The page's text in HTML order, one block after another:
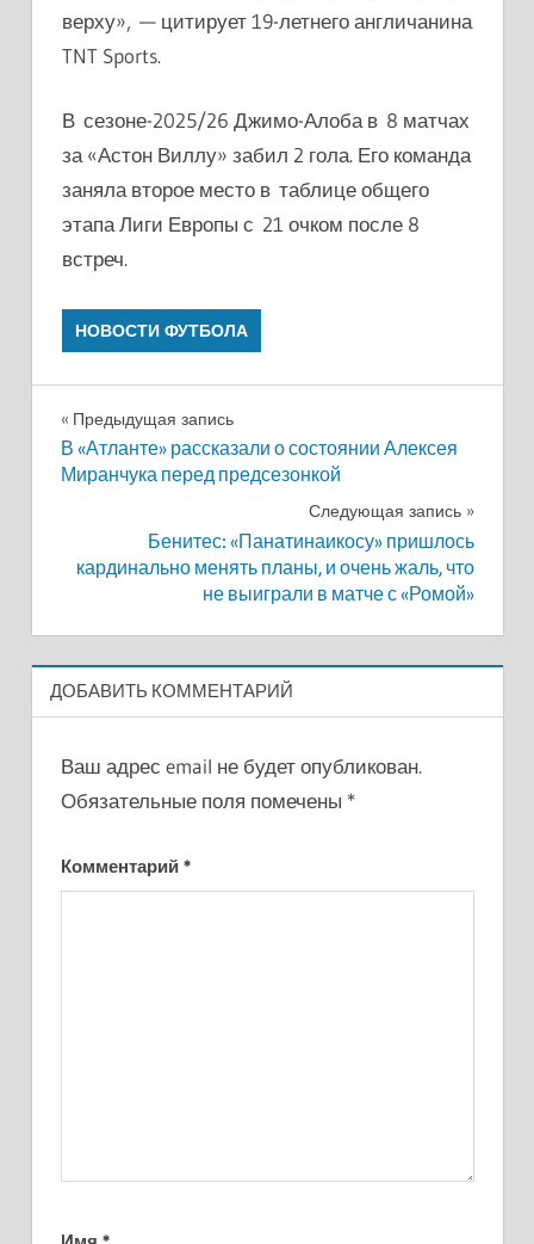
верху», — цитирует 19-летнего англичанина
TNT Sports.
В сезоне-2025/26 Джимо-Алоба в 8 матчах
за «Астон Виллу» забил 2 гола. Его команда
заняла второе место в таблице общего
этапа Лиги Европы с 21 очком после 8
встреч.
НОВОСТИ ФУТБОЛА
Навигация
по
Предыдущая запись
В «Атланте» рассказали о состоянии Алексея
Миранчука перед предсезонкой
Следующая запись
Бенитес: «Панатинаикосу» пришлось
кардинально менять планы, и очень жаль, что
не выиграли в матче с «Ромой»
ДОБАВИТЬ КОММЕНТАРИЙ
Ваш адрес email не будет опубликован.
Обязательные поля помечены *
Комментарий *